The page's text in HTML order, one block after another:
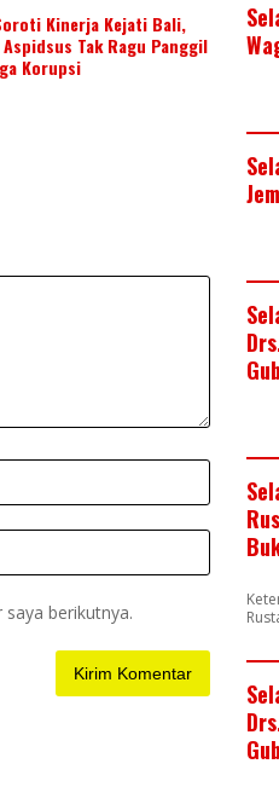
Kinerja Kejati Bali,
Aspidsus Tak Ragu Panggil
Korupsi
berikutnya.